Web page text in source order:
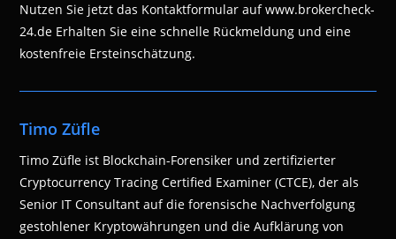
Nutzen Sie jetzt das Kontaktformular auf www.brokercheck-
24.de Erhalten Sie eine schnelle Rückmeldung und eine
kostenfreie Ersteinschätzung.
Timo Züfle
Timo Züfle ist Blockchain-Forensiker und zertifizierter
Cryptocurrency Tracing Certified Examiner (CTCE), der als
Senior IT Consultant auf die forensische Nachverfolgung
gestohlener Kryptowährungen und die Aufklärung von